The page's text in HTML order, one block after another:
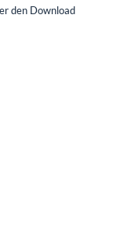
den Download